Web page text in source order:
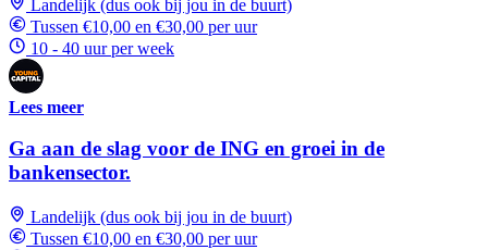
Landelijk (dus ook bij jou in de buurt)
Tussen €10,00 en €30,00 per uur
10 - 40 uur per week
Lees meer
Ga aan de slag voor de ING en groei in de
bankensector.
Landelijk (dus ook bij jou in de buurt)
Tussen €10,00 en €30,00 per uur